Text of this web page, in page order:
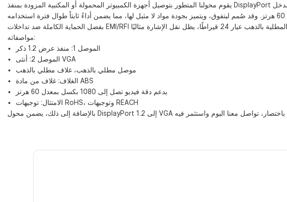
مواصفاته:
الموصل 1: منفذ عرض 1.2 ذكر
الموصل 2: ​​أنثى VGA
موصل مطلي بالذهب، غلاف مطلي بالذهب
الغلاف: غلاف من مادة ABS
يدعم دقة فيديو تصل إلى 1080 بكسل بمعدل 60 هرتز
الامتثال: توجيهات RoHS، وتوجيهات REACH